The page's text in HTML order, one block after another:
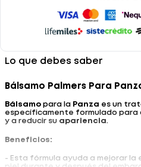
Lo que debes saber
Bálsamo Palmers Para
Bálsamo para la Panza es un
específicamente formulado para
y a reducir su apariencia.
Beneficios:
- Esta fórmula ayuda a mejorar